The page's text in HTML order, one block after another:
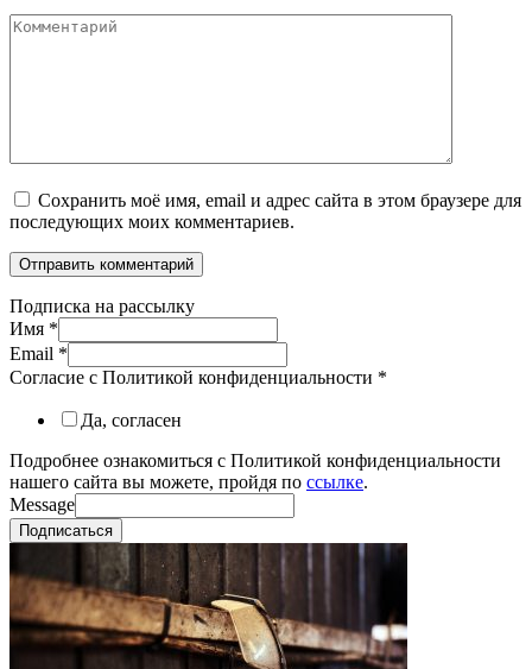
Комментарий
Сохранить моё имя, email и адрес сайта в этом браузере для
последующих моих комментариев.
Подписка на рассылку
Имя *
Email *
Согласие с Политикой конфиденциальности *
Да, согласен
Подробнее ознакомиться с Политикой конфиденциальности
нашего сайта вы можете, пройдя по ссылке.
Message
Подписаться